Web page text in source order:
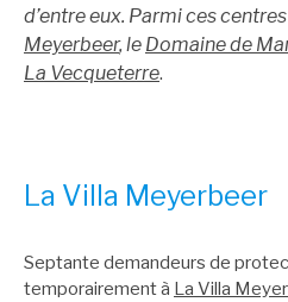
d’entre eux. Parmi ces
Meyerbeer, le Domaine de
La Vecqueterre.
La Villa Meyerbeer
Septante demandeurs de
temporairement à La Villa